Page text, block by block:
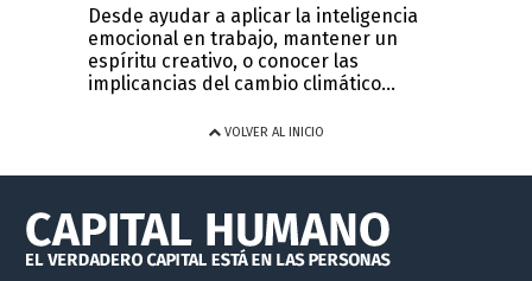
Desde ayudar a aplicar la inteligencia
emocional en trabajo, mantener un
espíritu creativo, o conocer las
implicancias del cambio climático...
VOLVER AL INICIO